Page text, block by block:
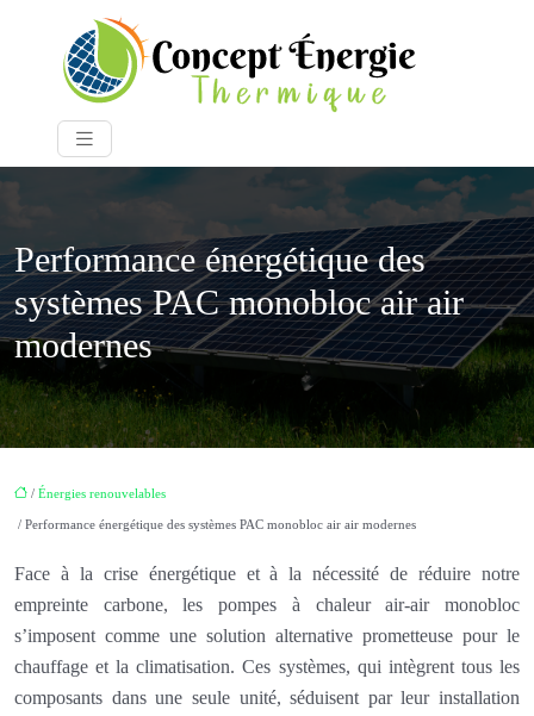
Performance énergétique des
systèmes PAC monobloc air air
modernes
/ Énergies renouvelables
/ Performance énergétique des systèmes PAC monobloc air air modernes
Face à la crise énergétique et à la nécessité de réduire notre
empreinte carbone, les pompes à chaleur air-air monobloc
s’imposent comme une solution alternative prometteuse pour le
chauffage et la climatisation. Ces systèmes, qui intègrent tous les
composants dans une seule unité, séduisent par leur installation